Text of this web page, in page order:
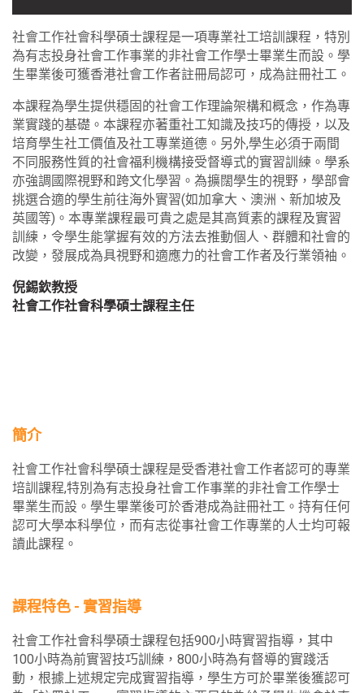
社會工作社會科學碩士課程是一項專業社工培訓課程，特別
為有志投身社會工作事業的非社會工作學士畢業生而設。學
生畢業後可獲香港社會工作者註冊局認可，成為註冊社工。
本課程為學生提供穩固的社會工作理論架構和概念，作為專
業實踐的基礎。本課程亦著重社工知識及技巧的傳授，以及
培育學生社工價值及社工專業道德。另外,學生必須于兩間
不同服務性質的社會福利機構接受督導式的實習訓練。學系
亦強調國際視野和跨文化學習。為擴闊學生的視野，學部會
挑選合適的學生前往海外實習(如加拿大、澳洲、新加坡及
英國等)。本專業課程最可貴之處是其高質素的課程及實習
訓練，令學生能掌握有效的方法去推動個人、群體和社會的
改變，發展成為具視野和適應力的社會工作者及行業領袖。
倪錫欽教授
社會工作社會科學碩士課程主任
簡介
社會工作社會科學碩士課程是受香港社會工作者認可的專業
培訓課程,特別為有志投身社會工作事業的非社會工作學士
畢業生而設。學生畢業後可於香港成為註冊社工。持有任何
認可大學本科學位，而有志從事社會工作專業的人士均可報
讀此課程。
課程特色 - 實習指導
社會工作社會科學碩士課程包括900小時實習指導，其中
100小時為前實習技巧訓練，800小時為有督導的實踐活
動，根據上述規定完成實習指導，學生方可於畢業後獲認可